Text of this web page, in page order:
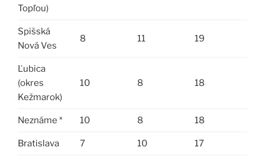
Topľou)
Spišská
Nová Ves
8 11 19
Ľubica
(okres
Kežmarok)
10 8 18
Neznáme * 10 8 18
Bratislava 7 10 17